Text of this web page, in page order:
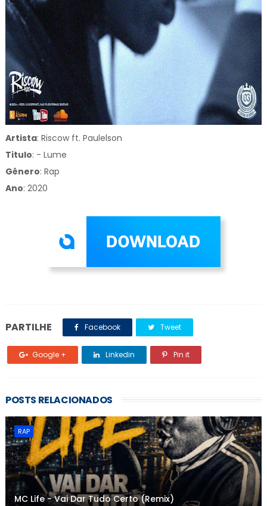
Artista: Riscow ft. Paulelson
Titulo: - Lume
Gênero: Rap
Ano: 2020
PARTILHE Facebook Tweet
Google + Linkedin Pin it
POSTS RELACIONADOS
RAP
MC Life - Vai Dar Tudo Certo (Remix)